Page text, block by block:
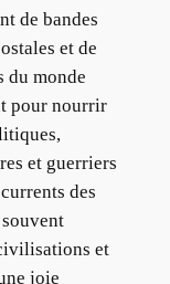
de bandes
et de
du monde
pour nourrir
et guerriers
des
et
joie